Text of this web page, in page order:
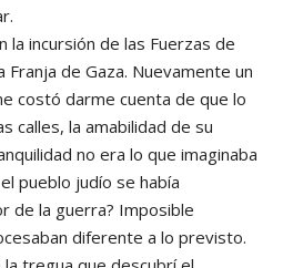
la incursión de las Fuerzas de
Franja de Gaza. Nuevamente un
costó darme cuenta de que lo
calles, la amabilidad de su
no era lo que imaginaba
pueblo judío se había
de la guerra? Imposible
diferente a lo previsto.